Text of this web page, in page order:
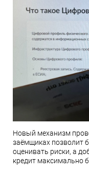
Новый механизм
заёмщиках позволит
оценивать риски, а
кредит максимально